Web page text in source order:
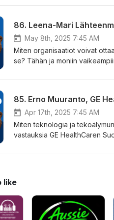
strategisesta johtamisesta ja
nykytila näyttää eurooppalaisesta perspektiivistä Millaista
tänä päivänä Miten teknologiaa koskeva lainsäädäntö, kehittyvät tekoälytyökalut ja pilvipalvelujen
yleistyminen vaikuttavat
May 8th, 2025 7:45 AM
Miten organisaatiot voivat
se? Tähän ja moniin
Työeläkeyhtiö Elossa ja EK:ssa. Jakson oppeja ovat:
toisiaan Miten AI voi luoda
Apr 17th, 2025 7:45 AM
Miten teknologia ja
vastauksia GE HealthCaren
kiehtovalla tavalla sitä, kuinka
tavoin teknologia
like